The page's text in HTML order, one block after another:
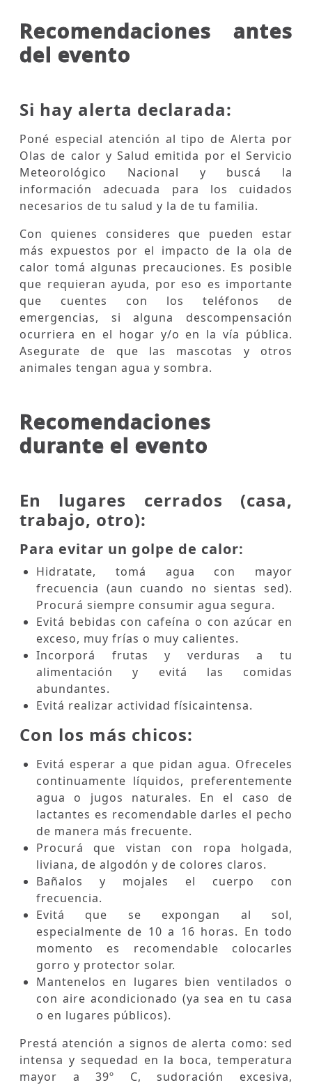
Recomendaciones antes
del evento
Si hay alerta declarada:
Poné especial atención al tipo de Alerta por
Olas de calor y Salud emitida por el Servicio
Meteorológico Nacional y buscá la
información adecuada para los cuidados
necesarios de tu salud y la de tu familia.
Con quienes consideres que pueden estar
más expuestos por el impacto de la ola de
calor tomá algunas precauciones. Es posible
que requieran ayuda, por eso es importante
que cuentes con los teléfonos de
emergencias, si alguna descompensación
ocurriera en el hogar y/o en la vía pública.
Asegurate de que las mascotas y otros
animales tengan agua y sombra.
Recomendaciones
durante el evento
En lugares cerrados (casa,
trabajo, otro):
Para evitar un golpe de calor:
Hidratate, tomá agua con mayor
frecuencia (aun cuando no sientas sed).
Procurá siempre consumir agua segura.
Evitá bebidas con cafeína o con azúcar en
exceso, muy frías o muy calientes.
Incorporá frutas y verduras a tu
alimentación y evitá las comidas
abundantes.
Evitá realizar actividad físicaintensa.
Con los más chicos:
Evitá esperar a que pidan agua. Ofreceles
continuamente líquidos, preferentemente
agua o jugos naturales. En el caso de
lactantes es recomendable darles el pecho
de manera más frecuente.
Procurá que vistan con ropa holgada,
liviana, de algodón y de colores claros.
Bañalos y mojales el cuerpo con
frecuencia.
Evitá que se expongan al sol,
especialmente de 10 a 16 horas. En todo
momento es recomendable colocarles
gorro y protector solar.
Mantenelos en lugares bien ventilados o
con aire acondicionado (ya sea en tu casa
o en lugares públicos).
Prestá atención a signos de alerta como: sed
intensa y sequedad en la boca, temperatura
mayor a 39º C, sudoración excesiva,